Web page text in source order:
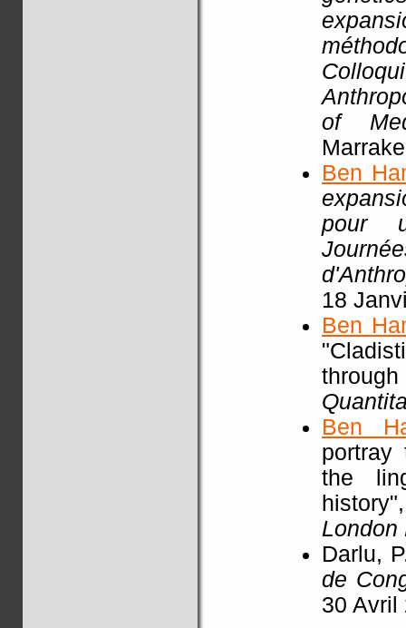
of
Ben
pour
18
Ben
Ben
portray
the
Darlu,
de
30 Avril